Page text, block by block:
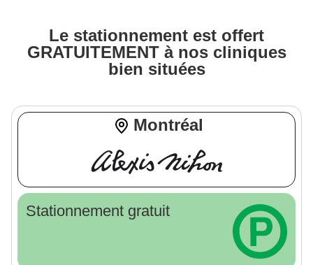
Le stationnement est offert
GRATUITEMENT à nos cliniques
bien situées
Montréal
Stationnement gratuit